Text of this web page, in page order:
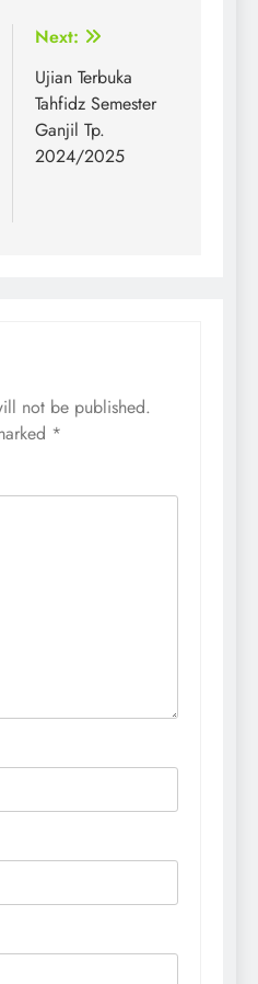
Next:
Ujian Terbuka
Tahfidz Semester
Ganjil Tp.
2024/2025
not be published.
*